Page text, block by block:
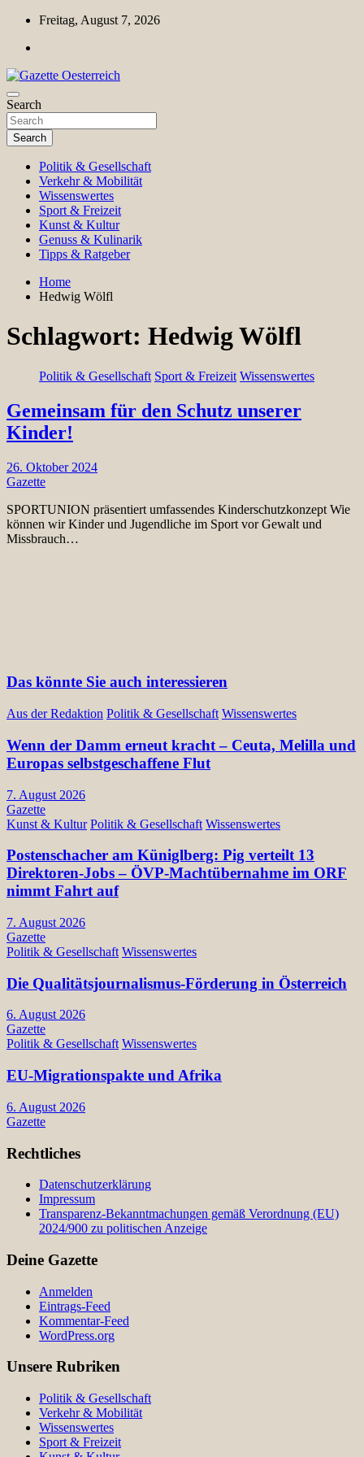
Skip
content
Freitag, August 7, 2026
Gazette Oesterreich
Magazin für Freizeit, Politik, Kultur & Wissenschaft
Search
Search
Politik & Gesellschaft
Verkehr & Mobilität
Wissenswertes
Sport & Freizeit
Kunst & Kultur
Genuss & Kulinarik
Tipps & Ratgeber
Home
Hedwig Wölfl
Schlagwort: Hedwig Wölfl
Politik & Gesellschaft Sport & Freizeit Wissenswertes
Gemeinsam für den Schutz unserer
Kinder!
26. Oktober 2024
Gazette
SPORTUNION präsentiert umfassendes Kinderschutzkonzept Wie
können wir Kinder und Jugendliche im Sport vor Gewalt und
Missbrauch…
Das könnte Sie auch interessieren
Aus der Redaktion Politik & Gesellschaft Wissenswertes
Wenn der Damm erneut kracht – Ceuta, Melilla und
Europas selbstgeschaffene Flut
7. August 2026
Gazette
Kunst & Kultur Politik & Gesellschaft Wissenswertes
Postenschacher am Küniglberg: Pig verteilt 13
Direktoren-Jobs – ÖVP-Machtübernahme im ORF
nimmt Fahrt auf
7. August 2026
Gazette
Politik & Gesellschaft Wissenswertes
Die Qualitätsjournalismus-Förderung in Österreich
6. August 2026
Gazette
Politik & Gesellschaft Wissenswertes
EU-Migrationspakte und Afrika
6. August 2026
Gazette
Rechtliches
Datenschutzerklärung
Impressum
Transparenz-Bekanntmachungen gemäß Verordnung (EU)
2024/900 zu politischen Anzeige
Deine Gazette
Anmelden
Eintrags-Feed
Kommentar-Feed
WordPress.org
Unsere Rubriken
Politik & Gesellschaft
Verkehr & Mobilität
Wissenswertes
Sport & Freizeit